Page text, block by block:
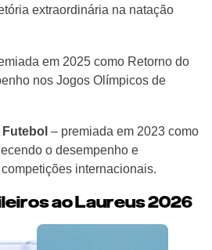
extraordinária na natação
em 2025 como Retorno do
nos Jogos Olímpicos de
– premiada em 2023 como
o desempenho e
internacionais.
ao Laureus 2026